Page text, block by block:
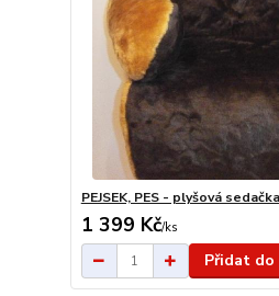
PEJSEK, PES - plyšová
1 399 Kč/ks
Přidat do